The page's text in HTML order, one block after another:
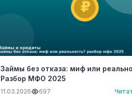
Займы без отказа: миф или
Разбор МФО 2025
11.03.2026 697